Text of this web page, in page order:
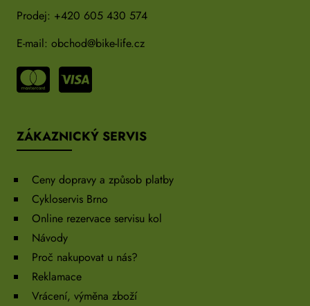
Prodej: +420 605 430 574
E-mail: obchod@bike-life.cz
ZÁKAZNICKÝ SERVIS
Ceny dopravy a způsob platby
Cykloservis Brno
Online rezervace servisu kol
Návody
Proč nakupovat u nás?
Reklamace
Vrácení, výměna zboží